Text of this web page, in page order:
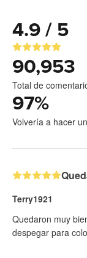
4.9 / 5
90,953
Total de
97%
Volvería a hacer
Terry1921
Quedaron muy
despegar para